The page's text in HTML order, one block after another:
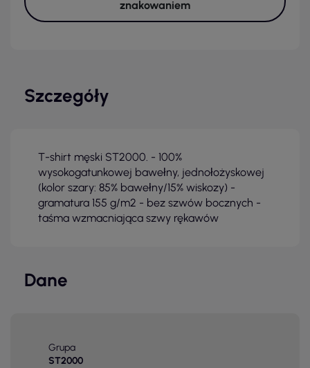
znakowaniem
Szczegóły
T-shirt męski ST2000. - 100%
wysokogatunkowej bawełny, jednołożyskowej
(kolor szary: 85% bawełny/15% wiskozy) -
gramatura 155 g/m2 - bez szwów bocznych -
taśma wzmacniająca szwy rękawów
Dane
Grupa
ST2000